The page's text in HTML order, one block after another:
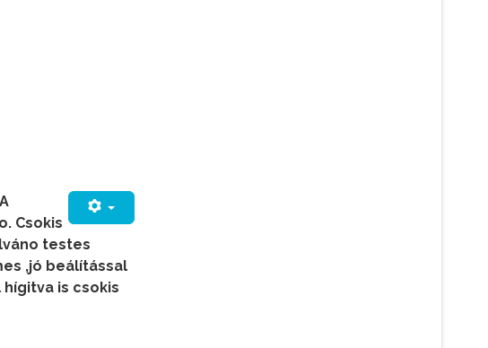
Csokis
testes
,jó beálítással
is csokis